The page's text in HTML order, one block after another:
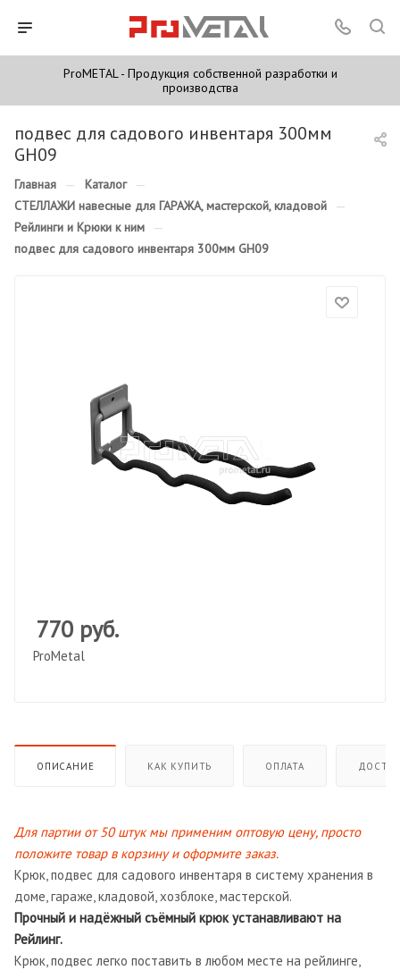
ProMETAL - Продукция собственной разработки и
производства
подвес для садового инвентаря 300мм
GH09
Главная — Каталог —
СТЕЛЛАЖИ навесные для ГАРАЖА, мастерской, кладовой —
Рейлинги и Крюки к ним —
подвес для садового инвентаря 300мм GH09
770 руб.
ProMetal
ОПИСАНИЕ КАК КУПИТЬ ОПЛАТА
Для партии от 50 штук мы применим оптовую цену, просто
положите товар в корзину и оформите заказ.
Крюк, подвес для садового инвентаря в систему хранения в
доме, гараже, кладовой, хозблоке, мастерской.
Прочный и надёжный съёмный крюк устанавливают на
Рейлинг.
Крюк, подвес легко поставить в любом месте на рейлинге,